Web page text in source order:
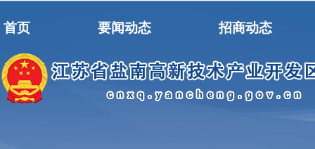
首页 要闻动态 招商动态